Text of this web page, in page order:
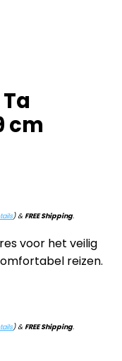
cm
)&FREE Shipping.
voor het veilig
reizen.
)&FREE Shipping.